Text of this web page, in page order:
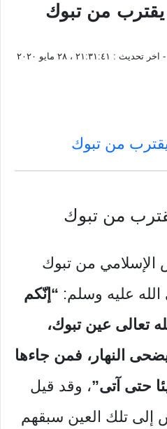
يقترب من تبوك
- اخر تحديث : ٢١:٣١:٤١ ، ٢٨ مايو ٢٠٢٠
من تبوك
من تبوك
الإسلامي من تبوك
عليه وسلم: “إنّكم
تعالى عين تبوك،
النهار، فمن جاءها
حتى آتی”، وقد قيل
إلى تلك العين سبقهم